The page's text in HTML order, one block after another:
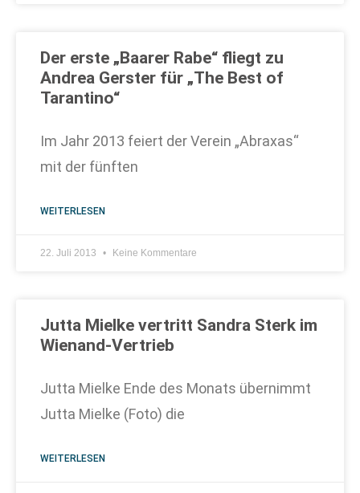
Der erste „Baarer Rabe“ fliegt zu
Andrea Gerster für „The Best of
Tarantino“
Im Jahr 2013 feiert der Verein „Abraxas“
mit der fünften
WEITERLESEN
22. Juli 2013 Keine Kommentare
Jutta Mielke vertritt Sandra Sterk im
Wienand-Vertrieb
Jutta Mielke Ende des Monats übernimmt
Jutta Mielke (Foto) die
WEITERLESEN